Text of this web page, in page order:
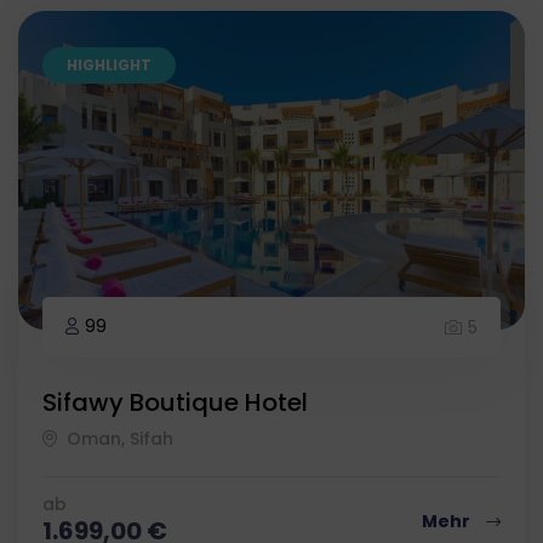
HIGHLIGHT
99 5
Sifawy Boutique Hotel
Oman, Sifah
ab
1.699,00€ Mehr
abfragen